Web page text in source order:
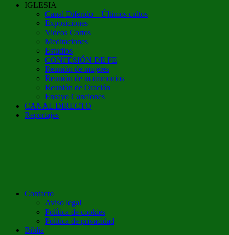
IGLESIA
Canal Diferido – Últimos cultos
Exposiciones
Videos Cortos
Meditaciones
Estudios
CONFESIÓN DE FE
Reunión de mujeres
Reunión de matrimonios
Reunión de Oración
Ensayo Canciones
CANAL DIRECTO
Reportajes
Contacto
Aviso legal
Política de cookies
Política de privacidad
Biblia